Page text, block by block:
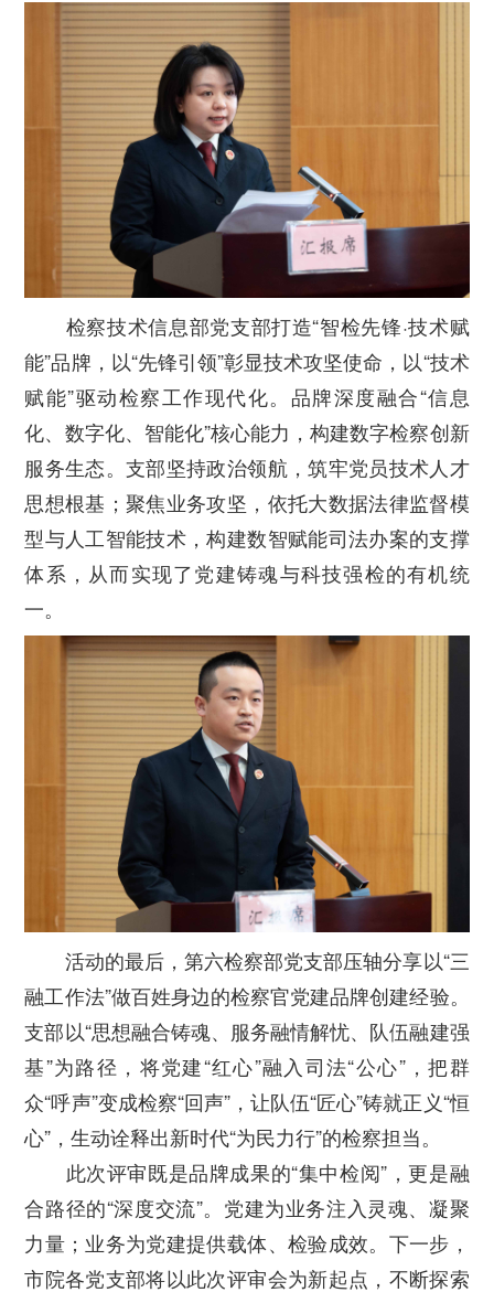
检察技术信息部党支部打造“智检先锋·技术赋
能”品牌，以“先锋引领”彰显技术攻坚使命，以“技术
赋能”驱动检察工作现代化。品牌深度融合“信息
化、数字化、智能化”核心能力，构建数字检察创新
服务生态。支部坚持政治领航，筑牢党员技术人才
思想根基；聚焦业务攻坚，依托大数据法律监督模
型与人工智能技术，构建数智赋能司法办案的支撑
体系，从而实现了党建铸魂与科技强检的有机统
一。
活动的最后，第六检察部党支部压轴分享以“三
融工作法”做百姓身边的检察官党建品牌创建经验。
支部以“思想融合铸魂、服务融情解忧、队伍融建强
基”为路径，将党建“红心”融入司法“公心”，把群
众“呼声”变成检察“回声”，让队伍“匠心”铸就正义“恒
心”，生动诠释出新时代“为民力行”的检察担当。
此次评审既是品牌成果的“集中检阅”，更是融
合路径的“深度交流”。党建为业务注入灵魂、凝聚
力量；业务为党建提供载体、检验成效。下一步，
市院各党支部将以此次评审会为新起点，不断探索